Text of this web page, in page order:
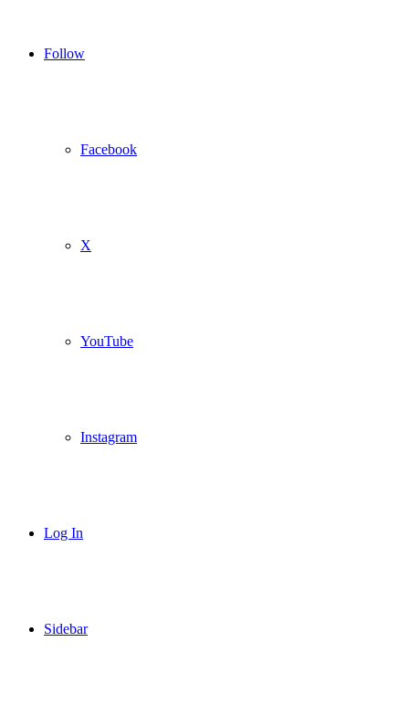
Follow
Facebook
X
YouTube
Instagram
Log In
Sidebar